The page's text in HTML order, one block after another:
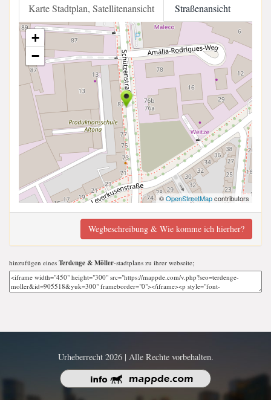
Karte Stadtplan, Satellitenansicht Straßenansicht
+
−
©OpenStreetMapcontributors
Wegbeschreibung & Wie komme ich hierher?
hinzufügen eines Terdenge & Möller-stadtplans zu ihrer webseite;
Urheberrecht 2026 | Alle Rechte vorbehalten.